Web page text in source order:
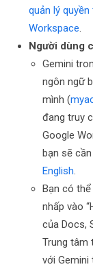
quản lý
Workspace.
Người dùng
Gemini
ngôn ngữ
mình (
đang truy
Google
bạn sẽ
English.
Bạn có
nhấp vào
của Docs,
Trung tâm
với